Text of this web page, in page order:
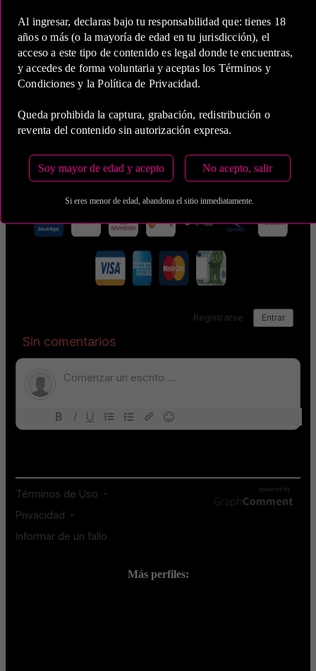
Al ingresar, declaras bajo tu responsabilidad que: tienes 18
años o más (o la mayoría de edad en tu jurisdicción), el
acceso a este tipo de contenido es legal donde te encuentras,
y accedes de forma voluntaria y aceptas los Términos y
Condiciones y la Política de Privacidad.
Queda prohibida la captura, grabación, redistribución o
reventa del contenido sin autorización expresa.
Soy mayor de edad y acepto No acepto, salir
Si eres menor de edad, abandona el sitio inmediatamente.
5 Horas
Estas tarifas incluyen transporte y preservativos
Medio de Pago:
Más perfiles: